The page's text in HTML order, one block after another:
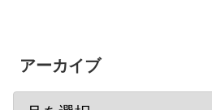
アーカイブ